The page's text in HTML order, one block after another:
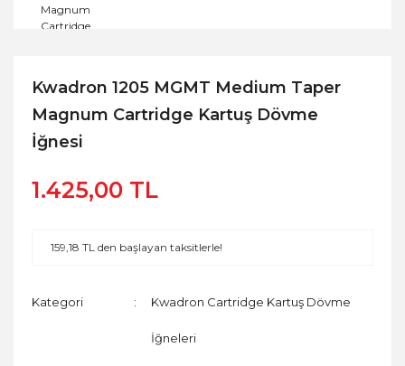
Kwadron 1205 MGMT Medium Taper
Magnum Cartridge Kartuş Dövme
İğnesi
1.425,00 TL
159,18 TL den başlayan taksitlerle!
Kategori Kwadron Cartridge Kartuş Dövme
İğneleri